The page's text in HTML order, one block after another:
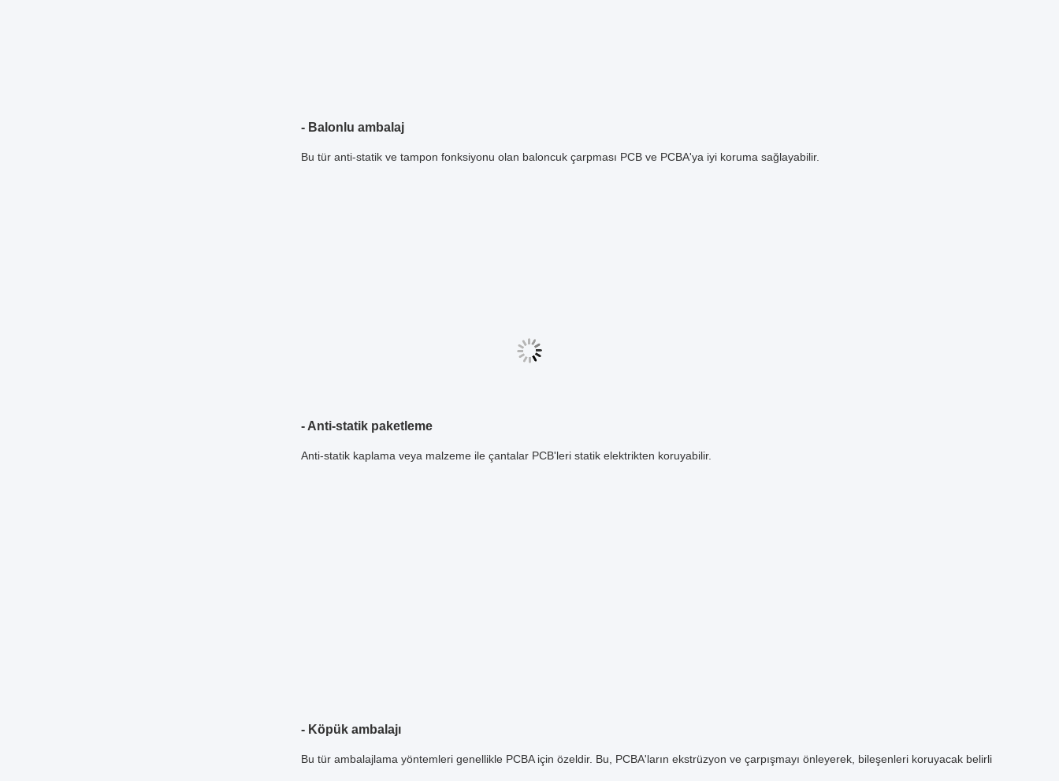
- Balonlu ambalaj
Bu tür anti-statik ve tampon fonksiyonu olan baloncuk çarpması PCB ve PCBA'ya iyi koruma sağlayabilir.
- Anti-statik paketleme
Anti-statik kaplama veya malzeme ile çantalar PCB'leri statik elektrikten koruyabilir.
- Köpük ambalajı
Bu tür ambalajlama yöntemleri genellikle PCBA için özeldir. Bu, PCBA'ların ekstrüzyon ve çarpışmayı önleyerek, bileşenleri koruyacak belirli